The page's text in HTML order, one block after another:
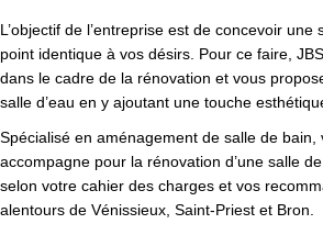
L’objectif de l’entreprise est de concevoir
point identique à vos désirs. Pour ce faire,
dans le cadre de la rénovation et vous
salle d’eau en y ajoutant une touche
Spécialisé en aménagement de salle de bain,
accompagne pour la rénovation d’une salle
selon votre cahier des charges et vos
alentours de Vénissieux, Saint-Priest et Bron.